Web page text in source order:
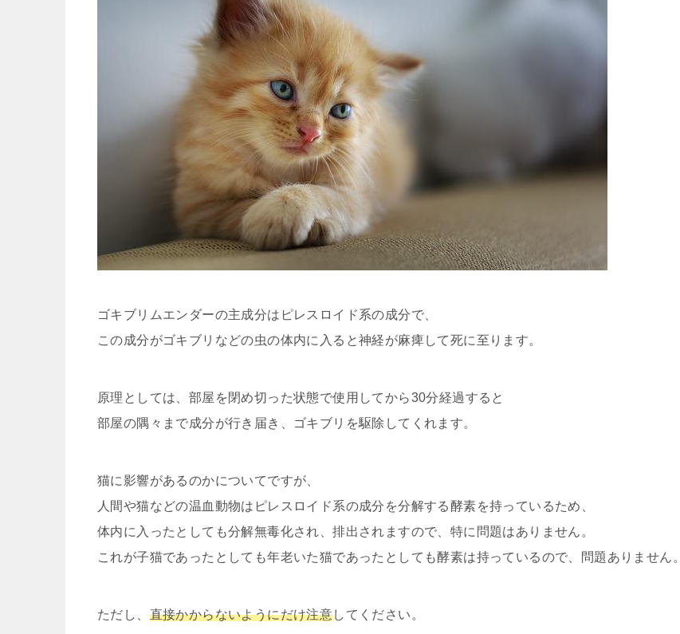
ゴキブリムエンダーの主成分はピレスロイド系の成分で、
この成分がゴキブリなどの虫の体内に入ると神経が麻痺して死に至ります。
原理としては、部屋を閉め切った状態で使用してから30分経過すると
部屋の隅々まで成分が行き届き、ゴキブリを駆除してくれます。
猫に影響があるのかについてですが、
人間や猫などの温血動物はピレスロイド系の成分を分解する酵素を持っているため、
体内に入ったとしても分解無毒化され、排出されますので、特に問題はありません。
これが子猫であったとしても年老いた猫であったとしても酵素は持っているので、問題ありません。
ただし、 直接かからないようにだけ注意してください。